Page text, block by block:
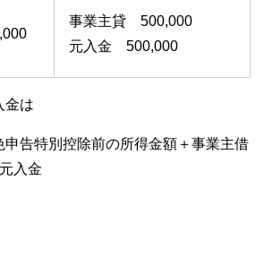
事業主貸 500,000
元入金 500,000
金は
申告特別控除前の所得金額＋事業主借
入金